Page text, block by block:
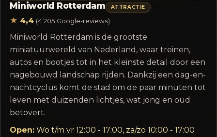
Miniworld Rotterdam ATTRACTIE
★ 4,4 (4.205 Google-reviews)
Miniworld Rotterdam is de grootste
miniatuurwereld van Nederland, waar treinen,
autos en bootjes tot in het kleinste detail door een
nagebouwd landschap rijden. Dankzij een dag-en-
nachtcyclus komt de stad om de paar minuten tot
leven met duizenden lichtjes, wat jong en oud
betovert.
Open:Wo t/m vr 12:00 - 17:00, za/zo 10:00 - 17:00